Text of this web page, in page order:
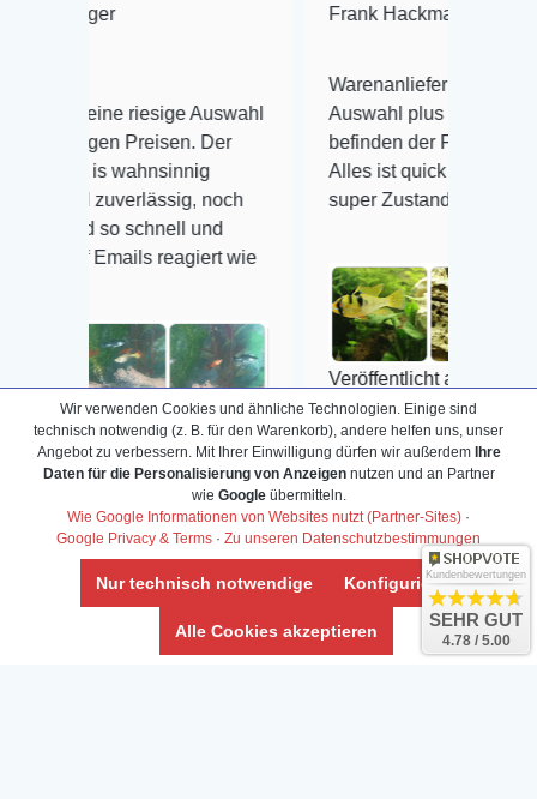
Auswahl
Der
noch
und
reagiert wie
Frank Hackmayer ★★★★
Warenanlieferung Top und die
Auswahl plus gesundheitliches
befinden der Fische einwandfrei.
Alles ist quick lebendig und im
super Zustand. Gerne wieder 😃
Veröffentlicht auf Google
Info-Center
Aquarium-Lexikon
Partnerprogramm
Zierfischversand
Meerwasser Shop
Wir verwenden Cookies und ähnliche Technologien. Einige sind
technisch notwendig (z. B. für den Warenkorb), andere helfen uns, unser
Angebot zu verbessern. Mit Ihrer Einwilligung dürfen wir außerdem Ihre
Daten für die Personalisierung von Anzeigennutzen und an Partner
wie Googleübermitteln.
Wie Google Informationen von Websites nutzt (Partner-Sites) ·
Google Privacy & Terms · Zu unseren Datenschutzbestimmungen
Nur technisch notwendige Konfigurieren
Alle Cookies akzeptieren
Kundenbewertungen
SEHR GUT
4.78 / 5.00